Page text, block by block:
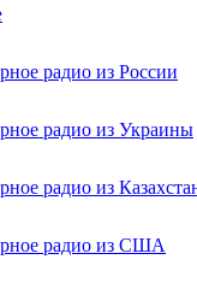
радио из России
радио из Украины
радио из
радио из США